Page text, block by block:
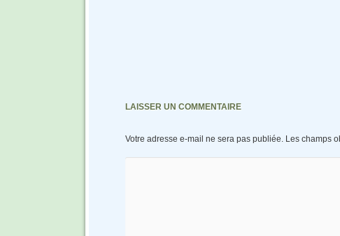
LAISSER UN COMMENTAIRE
Votre adresse e-mail ne sera pas publiée. Les champs